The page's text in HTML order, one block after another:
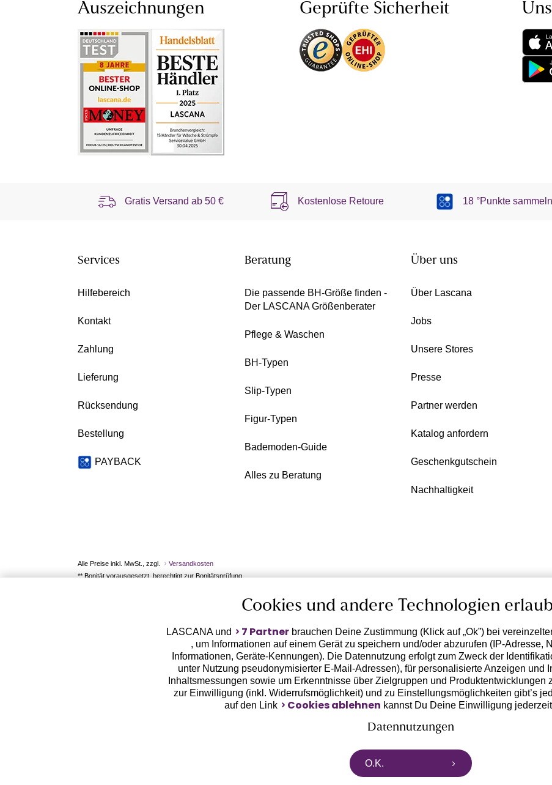
Auszeichnungen Geprüfte Sicherheit
Gratis Versand ab50 € Kostenlose Retoure 18 °Punkte sammeln
Services
Hilfebereich
Kontakt
Zahlung
Lieferung
Rücksendung
Bestellung
PAYBACK
Beratung
Die passende BH-Größe finden -
Der LASCANA Größenberater
Pflege & Waschen
BH-Typen
Slip-Typen
Figur-Typen
Bademoden-Guide
Alles zu Beratung
Über uns
Über Lascana
Jobs
Unsere Stores
Presse
Partner werden
Katalog anfordern
Geschenkgutschein
Nachhaltigkeit
Alle Preise inkl. MwSt., zzgl.
Versandkosten
** Bonität vorausgesetzt, berechtigt zur Bonitätsprüfung
Cookies und andere Technologien
LASCANA und 7 Partner brauchen Deine Zustimmung (Klick auf „Ok”) bei
, um Informationen auf einem Gerät zu speichern und/oder abzurufen (IP-Adresse,
Informationen, Geräte-Kennungen). Die Datennutzung erfolgt zum Zweck der
unter Nutzung pseudonymisierter E-Mail-Adressen), für personalisierte Anzeigen und
Inhaltsmessungen sowie um Erkenntnisse über Zielgruppen und Produktentwicklungen
zur Einwilligung (inkl. Widerrufsmöglichkeit) und zu Einstellungsmöglichkeiten gibt’s
auf den Link
Cookies ablehnen kannst Du Deine Einwilligung
Datennutzungen
LASCANA arbeitet mit Partnern zusammen, die von deinem Endgerät abgerufene Daten
von uns übermittelten pseudonymisierten Daten zur Aussteuerung unserer Werbung
O.K.